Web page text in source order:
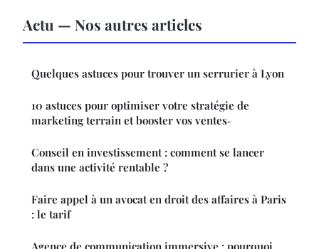
Actu — Nos autres articles
Quelques astuces pour trouver un serrurier à Lyon
10 astuces pour optimiser votre stratégie de
marketing terrain et booster vos ventes‑
Conseil en investissement : comment se lancer
dans une activité rentable ?
Faire appel à un avocat en droit des affaires à Paris
: le tarif